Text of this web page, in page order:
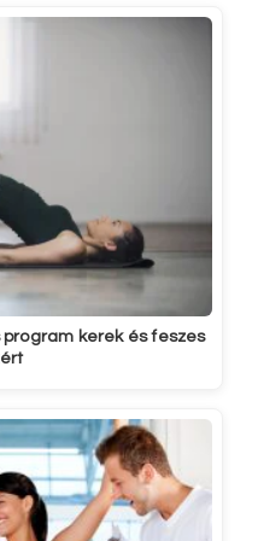
kerek és feszes